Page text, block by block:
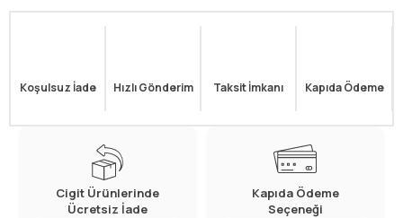
Koşulsuz İade Hızlı Gönderim Taksit İmkanı Kapıda Ödeme
Cigit Ürünlerinde
Ücretsiz İade
Kapıda Ödeme
Seçeneği